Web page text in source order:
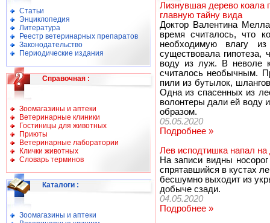
Статьи
Энциклопедия
Литература
Реестр ветеринарных препаратов
Законодательство
Периодические издания
Справочная :
Зоомагазины и аптеки
Ветеринарные клиники
Гостиницы для животных
Приюты
Ветеринарные лаборатории
Клички животных
Словарь терминов
Каталоги :
Зоомагазины и аптеки
Лизнувшая дерево коала
главную тайну вида
Доктор Валентина
время считалось, что
необходимую влагу
существовала гипотеза,
воду из луж. В неволе
считалось необычным.
пили из бутылок,
Одна из спасенных из
волонтеры дали ей воду
образом.
05.05.2020
Подробнее »
Лев исподтишка напал
На записи видны
спрятавшийся в кустах
бесшумно выходит из
добыче сзади.
04.05.2020
Подробнее »